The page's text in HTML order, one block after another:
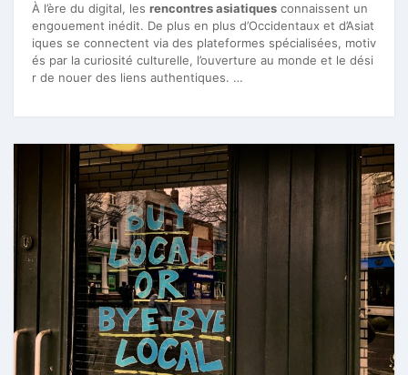
À l’ère du digital, les rencontres asiatiques connaissent un
engouement inédit. De plus en plus d’Occidentaux et d’Asiat
iques se connectent via des plateformes spécialisées, motiv
és par la curiosité culturelle, l’ouverture au monde et le dési
r de nouer des liens authentiques. …